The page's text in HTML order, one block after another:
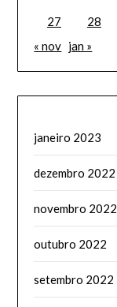
27 28
« nov jan »
janeiro 2023
dezembro 2022
novembro 2022
outubro 2022
setembro 2022